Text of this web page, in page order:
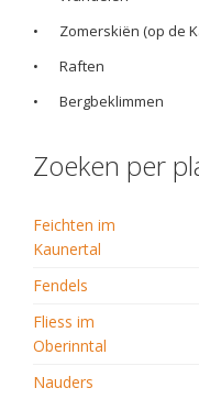
•
Zomerskiën (op de
•
Raften
•
Bergbeklimmen
Zoeken per
Feichten im
Kaunertal
Fendels
Fliess im
Oberinntal
Nauders